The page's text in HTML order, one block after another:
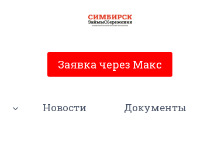
Заявка через Макс
Новости Документы